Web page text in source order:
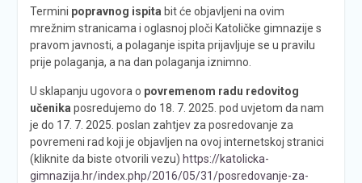
Termini popravnog ispita bit će objavljeni na ovim
mrežnim stranicama i oglasnoj ploči Katoličke gimnazije s
pravom javnosti, a polaganje ispita prijavljuje se u pravilu
prije polaganja, a na dan polaganja iznimno.
U sklapanju ugovora o povremenom radu redovitog
učenika posredujemo do 18. 7. 2025. pod uvjetom da nam
je do 17. 7. 2025. poslan zahtjev za posredovanje za
povremeni rad koji je objavljen na ovoj internetskoj stranici
(kliknite da biste otvorili vezu) https://katolicka-
gimnazija.hr/index.php/2016/05/31/posredovanje-za-